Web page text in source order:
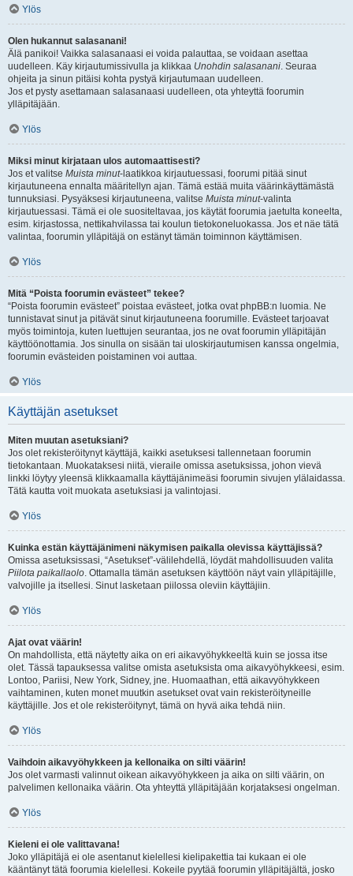
Ylös
Olen hukannut salasanani!
Älä panikoi! Vaikka salasanaasi ei voida palauttaa, se voidaan asettaa
uudelleen. Käy kirjautumissivulla ja klikkaa Unohdin salasanani. Seuraa
ohjeita ja sinun pitäisi kohta pystyä kirjautumaan uudelleen.
Jos et pysty asettamaan salasanaasi uudelleen, ota yhteyttä foorumin
ylläpitäjään.
Ylös
Miksi minut kirjataan ulos automaattisesti?
Jos et valitse Muista minut-laatikkoa kirjautuessasi, foorumi pitää sinut
kirjautuneena ennalta määritellyn ajan. Tämä estää muita väärinkäyttämästä
tunnuksiasi. Pysyäksesi kirjautuneena, valitse Muista minut-valinta
kirjautuessasi. Tämä ei ole suositeltavaa, jos käytät foorumia jaetulta koneelta,
esim. kirjastossa, nettikahvilassa tai koulun tietokoneluokassa. Jos et näe tätä
valintaa, foorumin ylläpitäjä on estänyt tämän toiminnon käyttämisen.
Ylös
Mitä “Poista foorumin evästeet” tekee?
“Poista foorumin evästeet” poistaa evästeet, jotka ovat phpBB:n luomia. Ne
tunnistavat sinut ja pitävät sinut kirjautuneena foorumille. Evästeet tarjoavat
myös toimintoja, kuten luettujen seurantaa, jos ne ovat foorumin ylläpitäjän
käyttöönottamia. Jos sinulla on sisään tai uloskirjautumisen kanssa ongelmia,
foorumin evästeiden poistaminen voi auttaa.
Ylös
Käyttäjän asetukset
Miten muutan asetuksiani?
Jos olet rekisteröitynyt käyttäjä, kaikki asetuksesi tallennetaan foorumin
tietokantaan. Muokataksesi niitä, vieraile omissa asetuksissa, johon vievä
linkki löytyy yleensä klikkaamalla käyttäjänimeäsi foorumin sivujen ylälaidassa.
Tätä kautta voit muokata asetuksiasi ja valintojasi.
Ylös
Kuinka estän käyttäjänimeni näkymisen paikalla olevissa käyttäjissä?
Omissa asetuksissasi, “Asetukset”-välilehdellä, löydät mahdollisuuden valita
Piilota paikallaolo. Ottamalla tämän asetuksen käyttöön näyt vain ylläpitäjille,
valvojille ja itsellesi. Sinut lasketaan piilossa oleviin käyttäjiin.
Ylös
Ajat ovat väärin!
On mahdollista, että näytetty aika on eri aikavyöhykkeeltä kuin se jossa itse
olet. Tässä tapauksessa valitse omista asetuksista oma aikavyöhykkeesi, esim.
Lontoo, Pariisi, New York, Sidney, jne. Huomaathan, että aikavyöhykkeen
vaihtaminen, kuten monet muutkin asetukset ovat vain rekisteröityneille
käyttäjille. Jos et ole rekisteröitynyt, tämä on hyvä aika tehdä niin.
Ylös
Vaihdoin aikavyöhykkeen ja kellonaika on silti väärin!
Jos olet varmasti valinnut oikean aikavyöhykkeen ja aika on silti väärin, on
palvelimen kellonaika väärin. Ota yhteyttä ylläpitäjään korjataksesi ongelman.
Ylös
Kieleni ei ole valittavana!
Joko ylläpitäjä ei ole asentanut kielellesi kielipakettia tai kukaan ei ole
kääntänyt tätä foorumia kielellesi. Kokeile pyytää foorumin ylläpitäjältä, josko